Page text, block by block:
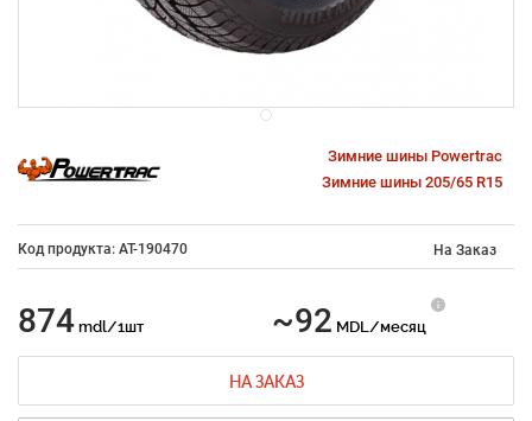
Зимние шины Powertrac
Зимние шины 205/65 R15
Код продукта: AT-190470 На Заказ
874 mdl/1шт ~92 MDL/месяц
НА ЗАКАЗ